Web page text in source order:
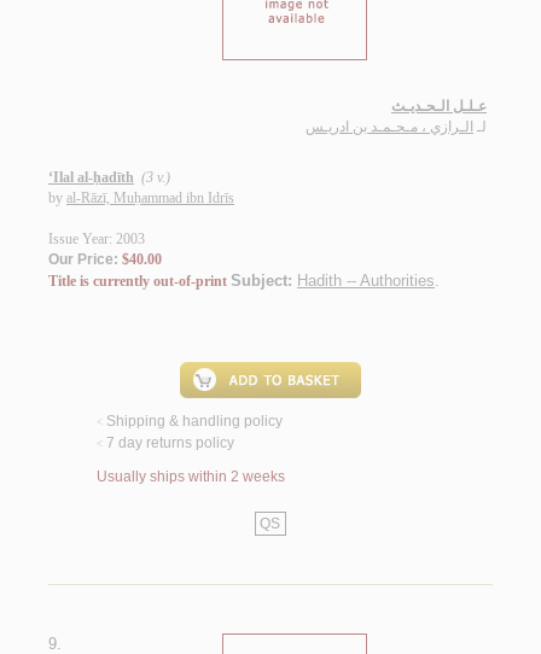
عـلـل الـحـديـث
لـ الـرازي ، مـحـمـد بن ادريـس
‘Ilal al-ḥadīth (3 v.)
by al-Rāzī, Muḥammad ibn Idrīs
Issue Year: 2003
Our Price: $40.00
Title is currently out-of-print Subject: Hadith -- Authorities.
< Shipping & handling policy
< 7 day returns policy
Usually ships within 2 weeks
QS
9.